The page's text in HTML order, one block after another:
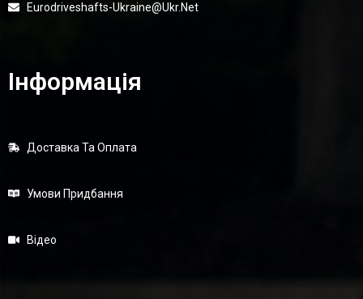
Eurodriveshafts-Ukraine@ukr.net
Інформація
Доставка Та Оплата
Умови Придбання
Відео